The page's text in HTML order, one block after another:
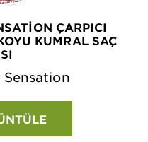
ÇARPICI
KUMRAL SAÇ